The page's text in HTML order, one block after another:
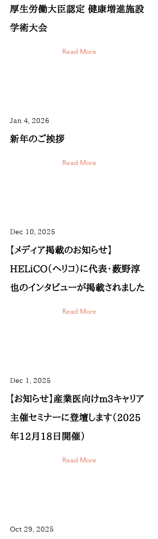
厚生労働大臣認定 健康増進施設
学術大会
Read More
Jan 4, 2026
新年のご挨拶
Read More
Dec 10, 2025
【メディア掲載のお知らせ】
HELiCO（ヘリコ）に代表・薮野淳
也のインタビューが掲載されました
Read More
Dec 1, 2025
【お知らせ】産業医向けm3キャリア
主催セミナーに登壇します（2025
年12月18日開催）
Read More
Oct 29, 2025